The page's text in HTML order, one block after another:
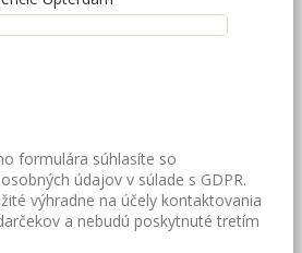
formulára súhlasíte so
údajov v súlade s GDPR.
výhradne na účely kontaktovania
a nebudú poskytnuté tretím